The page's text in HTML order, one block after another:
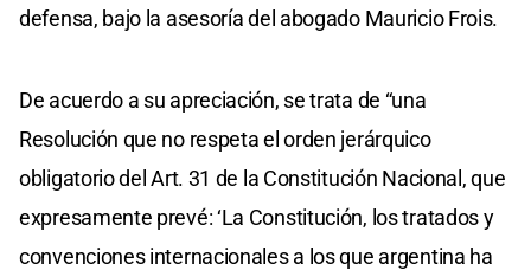
defensa, bajo la asesoría del abogado Mauricio Frois.
De acuerdo a su apreciación, se trata de “una
Resolución que no respeta el orden jerárquico
obligatorio del Art. 31 de la Constitución Nacional, que
expresamente prevé: ‘La Constitución, los tratados y
convenciones internacionales a los que argentina ha